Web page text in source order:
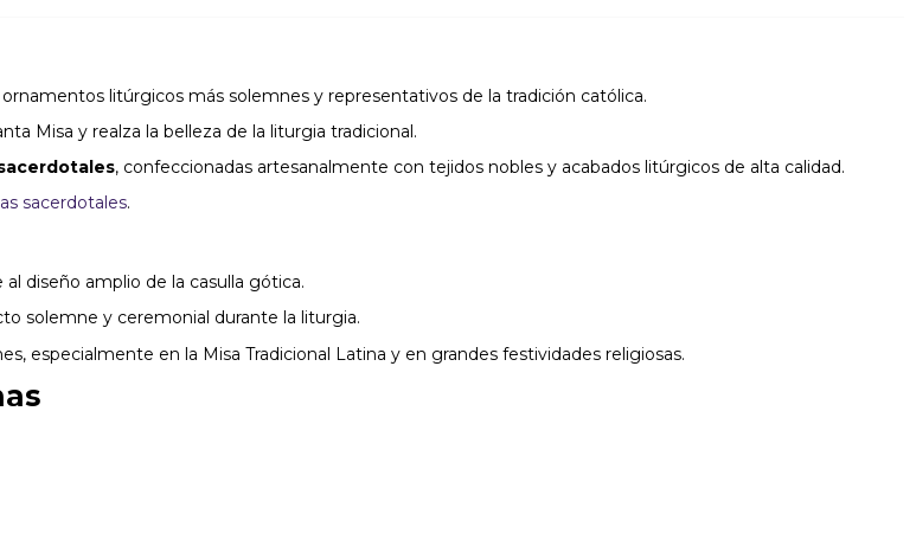
litúrgicos más solemnes y representativos de la tradición católica.
Misa y realza la belleza de la liturgia tradicional.
, confeccionadas artesanalmente con tejidos nobles y acabados litúrgicos de alta calidad.
sacerdotales.
diseño amplio de la casulla gótica.
solemne y ceremonial durante la liturgia.
especialmente en la Misa Tradicional Latina y en grandes festividades religiosas.